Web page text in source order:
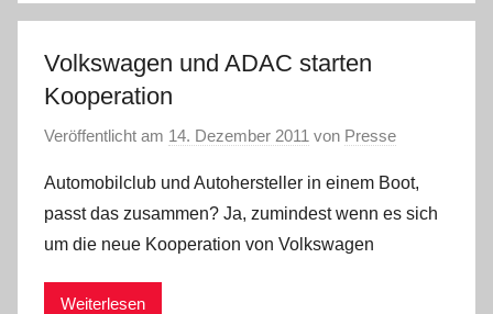
Volkswagen und ADAC starten
Kooperation
Veröffentlicht am 14. Dezember 2011 von Presse
Automobilclub und Autohersteller in einem Boot,
passt das zusammen? Ja, zumindest wenn es sich
um die neue Kooperation von Volkswagen
Weiterlesen